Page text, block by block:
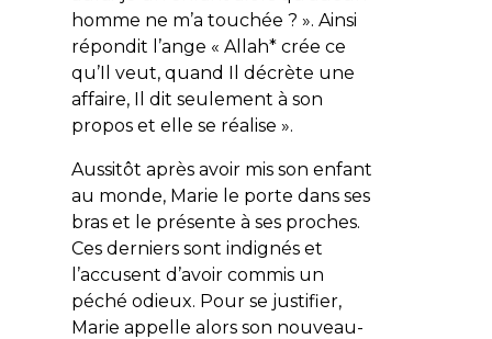
homme ne m’a touchée ? ». Ainsi
répondit l’ange « Allah* crée ce
qu’Il veut, quand Il décrète une
affaire, Il dit seulement à son
propos et elle se réalise ».
Aussitôt après avoir mis son enfant
au monde, Marie le porte dans ses
bras et le présente à ses proches.
Ces derniers sont indignés et
l’accusent d’avoir commis un
péché odieux. Pour se justifier,
Marie appelle alors son nouveau-